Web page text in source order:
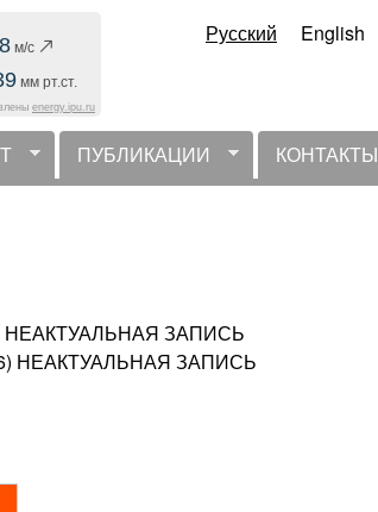
м/с
мм рт.ст.
energy.ipu.ru
Русский English
ПУБЛИКАЦИИ КОНТАКТЫ
НЕАКТУАЛЬНАЯ ЗАПИСЬ
НЕАКТУАЛЬНАЯ ЗАПИСЬ